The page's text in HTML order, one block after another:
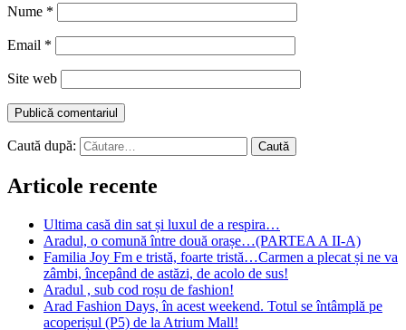
Nume *
Email *
Site web
Caută după:
Articole recente
Ultima casă din sat și luxul de a respira…
Aradul, o comună între două orașe…(PARTEA A II-A)
Familia Joy Fm e tristă, foarte tristă…Carmen a plecat și ne va
zâmbi, începând de astăzi, de acolo de sus!
Aradul , sub cod roșu de fashion!
Arad Fashion Days, în acest weekend. Totul se întâmplă pe
acoperișul (P5) de la Atrium Mall!